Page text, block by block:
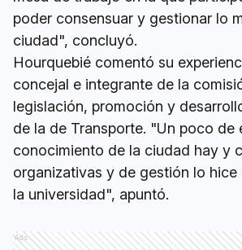
poder consensuar y gestionar lo
ciudad", concluyó.
Hourquebié comentó su
concejal e integrante de la
legislación, promoción y
de la de Transporte. "Un poco de
conocimiento de la ciudad hay y
organizativas y de gestión lo hice
la universidad", apuntó.
Ads